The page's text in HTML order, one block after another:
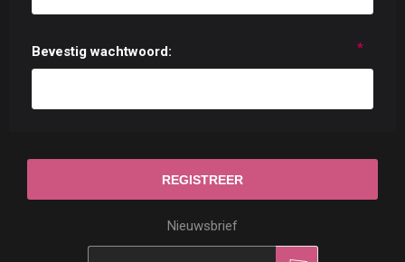
Bevestig wachtwoord: *
Nieuwsbrief